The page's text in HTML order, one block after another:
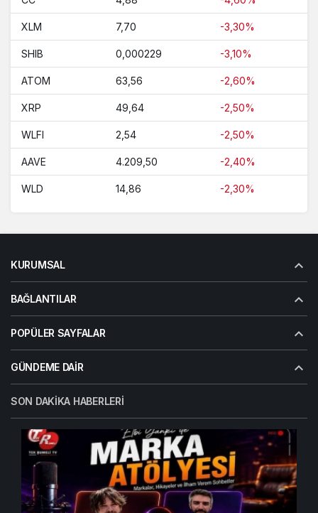
XLM 7,70 -3,30%
SHIB 0,000229 -3,10%
ATOM 63,56 -2,60%
XRP 49,64 -2,50%
WLFI 2,54 -2,50%
AAVE 4.209,50 -2,40%
WLD 14,86 -2,30%
KURUMSAL
BAĞLANTILAR
POPÜLER SAYFALAR
GÜNDEME DAIR
SON DAKIKA HABERLERI